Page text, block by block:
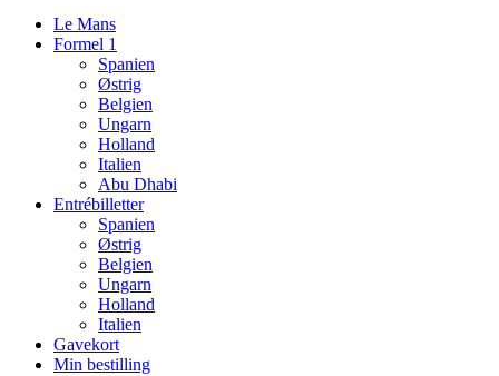
Le Mans
Formel 1
Spanien
Østrig
Belgien
Ungarn
Holland
Italien
Abu Dhabi
Entrébilletter
Spanien
Østrig
Belgien
Ungarn
Holland
Italien
Gavekort
Min bestilling